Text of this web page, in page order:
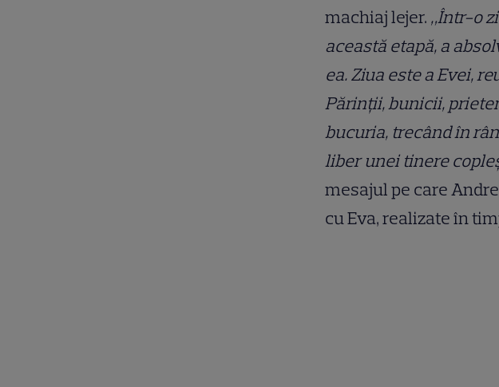
machiaj lejer. „Într-o
această etapă, a
ea. Ziua este a Evei,
Părinții, bunicii,
bucuria, trecând în
liber unei tinere
mesajul pe care
cu Eva, realizate în